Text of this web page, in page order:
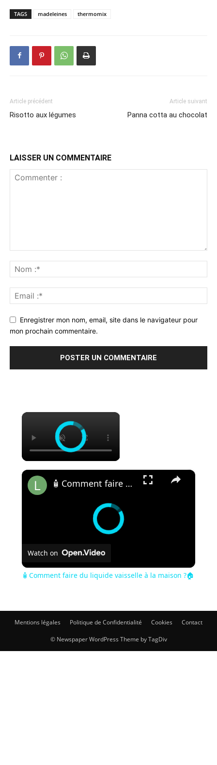
TAGS madeleines thermomix
Article précédent
Risotto aux légumes
Article suivant
Panna cotta au chocolat
LAISSER UN COMMENTAIRE
Enregistrer mon nom, email, site dans le navigateur pour
mon prochain commentaire.
×
×
🧴 Comment faire du liquide vaisselle à la maison ?🏠
Watch on
🧴 Comment faire du liquide vaisselle à la maison ?🏠
Mentions légales Politique de Confidentialité Cookies Contact
© Newspaper WordPress Theme by TagDiv